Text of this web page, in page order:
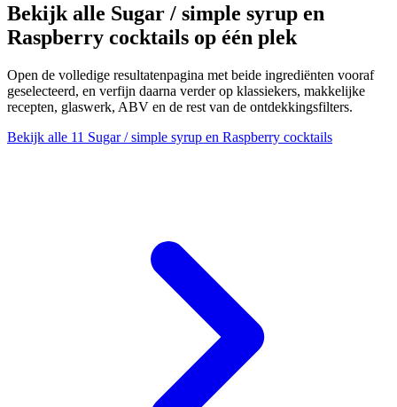
Bekijk alle Sugar / simple syrup en
Raspberry cocktails op één plek
Open de volledige resultatenpagina met beide ingrediënten vooraf
geselecteerd, en verfijn daarna verder op klassiekers, makkelijke
recepten, glaswerk, ABV en de rest van de ontdekkingsfilters.
Bekijk alle 11 Sugar / simple syrup en Raspberry cocktails